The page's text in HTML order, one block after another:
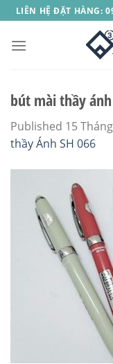
Skip
to
content
LIÊN HỆ ĐẶT HÀNG:
bút mài thầy
Published 15
thầy Ánh SH 066